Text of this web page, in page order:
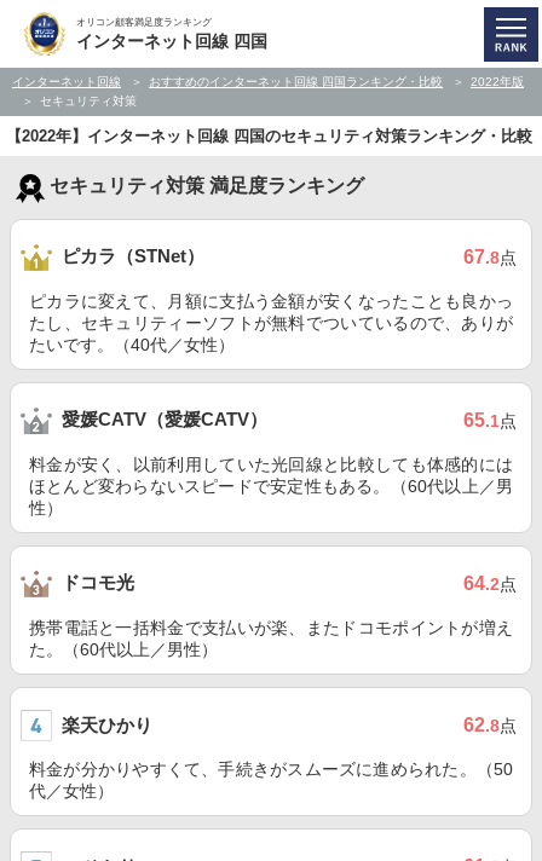
オリコン顧客満足度ランキング
インターネット回線 四国
インターネット回線 おすすめのインターネット回線 四国ランキング・比較
2022年版
セキュリティ対策
【2022年】インターネット回線 四国のセキュリティ対策ランキング・比較
セキュリティ対策 満足度ランキング
ピカラ（STNet） 67.8点
ピカラに変えて、月額に支払う金額が安くなったことも良かっ
たし、セキュリティーソフトが無料でついているので、ありが
たいです。（40代／女性）
愛媛CATV（愛媛CATV） 65.1点
料金が安く、以前利用していた光回線と比較しても体感的には
ほとんど変わらないスピードで安定性もある。（60代以上／男
性）
ドコモ光 64.2点
携帯電話と一括料金で支払いが楽、またドコモポイントが増え
た。（60代以上／男性）
楽天ひかり 62.8点
料金が分かりやすくて、手続きがスムーズに進められた。（50
代／女性）